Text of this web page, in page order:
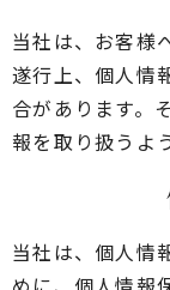
当社は、お客様
遂行上、個人情
合があります。
報を取り扱うよ
当社は、個人情